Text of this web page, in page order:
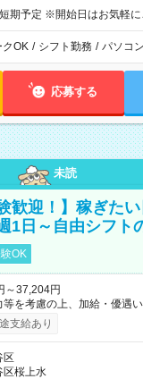
期予定 ※開始日はお気軽に
クOK / シフト勤務 / パソコ
応募する
未読
歓迎！】稼ぎた
1日～自由シフト
OK
～37,204円
考慮の上、加給・優遇いたしま
なし
支給あり
区
区桜上水